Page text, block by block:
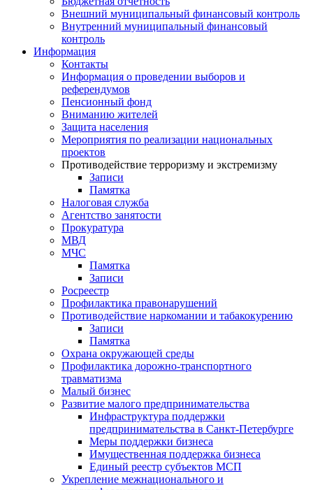
Внешний муниципальный финансовый контроль
Внутренний муниципальный финансовый
контроль
Информация
Контакты
Информация о проведении выборов и
референдумов
Пенсионный фонд
Вниманию жителей
Защита населения
Мероприятия по реализации национальных
проектов
Противодействие терроризму и экстремизму
Записи
Памятка
Налоговая служба
Агентство занятости
Прокуратура
МВД
МЧС
Памятка
Записи
Росреестр
Профилактика правонарушений
Противодействие наркомании и табакокурению
Записи
Памятка
Охрана окружающей среды
Профилактика дорожно-транспортного
травматизма
Малый бизнес
Развитие малого предпринимательства
Инфраструктура поддержки
предпринимательства в Санкт-Петербурге
Меры поддержки бизнеса
Имущественная поддержка бизнеса
Единый реестр субъектов МСП
Укрепление межнационального и